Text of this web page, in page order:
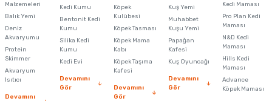
Ürün resmi kalitesiz, bozuk veya görüntülenemiyor.
Ürün açıklamasında eksik bilgiler bulunuyor.
Ürün bilgilerinde hatalar bulunuyor.
Ürün fiyatı diğer sitelerden daha pahalı.
Bu ürüne benzer farklı alternatifler olmalı.
Malzemeleri
Balık Yemi
Deniz
Akvaryumu
Protein
Skimmer
Akvaryum
Isıtıcı
Devamını
Kedi Kumu
Bentonit Kedi
Kumu
Silika Kedi
Kumu
Kedi Evi
Devamını
Gör
Köpek
Kulübesi
Köpek Tasması
Köpek Mama
Kabı
Köpek Taşıma
Kafesi
Devamını
Gör
Kuş Yemi
Muhabbet
Kuşu Yemi
Papağan
Kafesi
Kuş Oyuncağı
Devamını
Gör
Kedi Maması
Pro Plan Kedi
Maması
N&D Kedi
Maması
Hills Kedi
Maması
Advance
Köpek Maması